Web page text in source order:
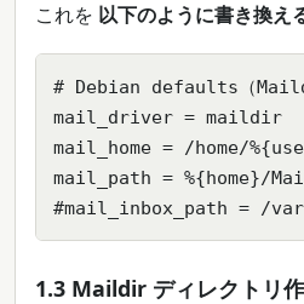
これを 以下のように書き換え
# Debian defaults（
mail_driver = maildir
mail_home = /home/
mail_path = %{home}/
#mail_inbox_path = /
1.3 Maildir ディレクトリ作